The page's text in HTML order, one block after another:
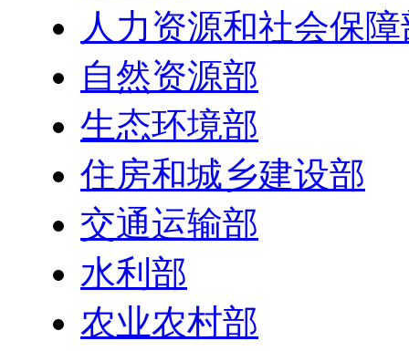
人力资源和社会保
自然资源部
生态环境部
住房和城乡建设部
交通运输部
水利部
农业农村部